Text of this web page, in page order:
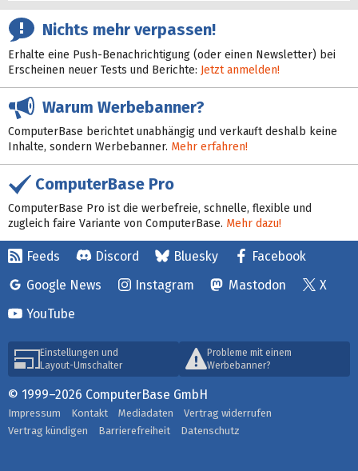
Nichts mehr verpassen!
Erhalte eine Push-Benachrichtigung (oder einen Newsletter) bei
Erscheinen neuer Tests und Berichte: Jetzt anmelden!
Warum Werbebanner?
ComputerBase berichtet unabhängig und verkauft deshalb keine
Inhalte, sondern Werbebanner. Mehr erfahren!
ComputerBase Pro
ComputerBase Pro ist die werbefreie, schnelle, flexible und
zugleich faire Variante von ComputerBase. Mehr dazu!
Feeds Discord Bluesky
Facebook
Google News
Instagram Mastodon
X
YouTube
Einstellungen und
Layout-Umschalter
Probleme mit einem
Werbebanner?
© 1999–2026 ComputerBase GmbH
Impressum Kontakt Mediadaten
Vertrag widerrufen
Vertrag kündigen
Barrierefreiheit Datenschutz